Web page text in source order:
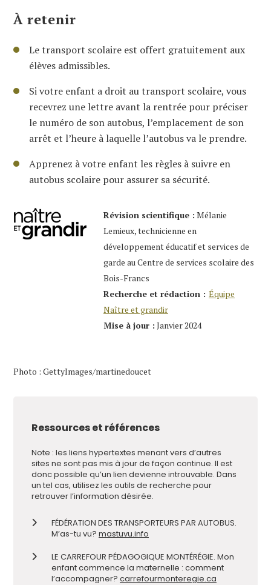
À retenir
Le transport scolaire est offert gratuitement aux
élèves admissibles.
Si votre enfant a droit au transport scolaire, vous
recevrez une lettre avant la rentrée pour préciser
le numéro de son autobus, l’emplacement de son
arrêt et l’heure à laquelle l’autobus va le prendre.
Apprenez à votre enfant les règles à suivre en
autobus scolaire pour assurer sa sécurité.
Révision scientifique : Mélanie
Lemieux, technicienne en
développement éducatif et services de
garde au Centre de services scolaire des
Bois-Francs
Recherche et rédaction : Équipe
Naître et grandir
Mise à jour : Janvier 2024
Photo : GettyImages/martinedoucet
Ressources et références
Note : les liens hypertextes menant vers d’autres
sites ne sont pas mis à jour de façon continue. Il est
donc possible qu’un lien devienne introuvable. Dans
un tel cas, utilisez les outils de recherche pour
retrouver l’information désirée.
FÉDÉRATION DES TRANSPORTEURS PAR AUTOBUS.
M’as-tu vu? mastuvu.info
LE CARREFOUR PÉDAGOGIQUE MONTÉRÉGIE. Mon
enfant commence la maternelle : comment
l’accompagner? carrefourmonteregie.ca